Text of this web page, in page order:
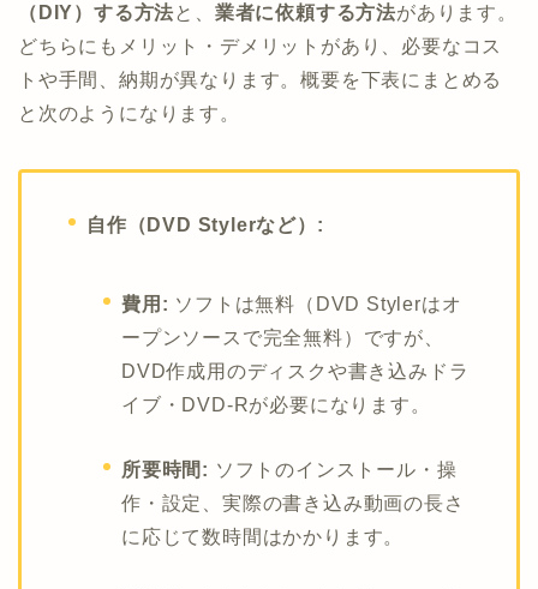
（DIY）する方法と、 業者に依頼する方法があります。
どちらにもメリット・デメリットがあり、必要なコス
トや手間、納期が異なります。概要を下表にまとめる
と次のようになります。
自作（DVD Stylerなど）:
費用: ソフトは無料（DVD Stylerはオ
ープンソースで完全無料）ですが、
DVD作成用のディスクや書き込みドラ
イブ・DVD-Rが必要になります。
所要時間: ソフトのインストール・操
作・設定、実際の書き込み動画の長さ
に応じて数時間はかかります。